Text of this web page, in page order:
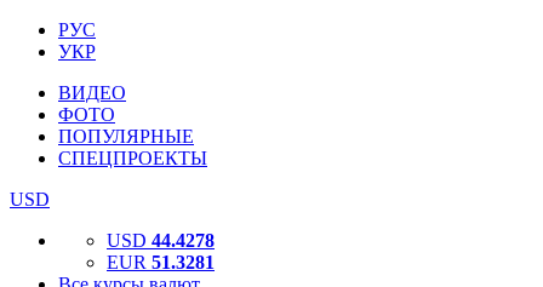
РУС
УКР
ВИДЕО
ФОТО
ПОПУЛЯРНЫЕ
СПЕЦПРОЕКТЫ
USD
USD 44.4278
EUR 51.3281